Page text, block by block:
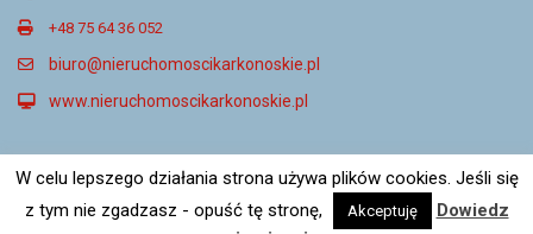
+48 75 64 36 052
biuro@nieruchomoscikarkonoskie.pl
www.nieruchomoscikarkonoskie.pl
@ 2021. Nieruchomości Karkonoskie
Strony internetowe dla Agencji Nieruchomości – Symen.pl
W celu lepszego działania strona używa plików cookies. Jeśli się
z tym nie zgadzasz - opuść tę stronę,
Akceptuję
Dowiedz